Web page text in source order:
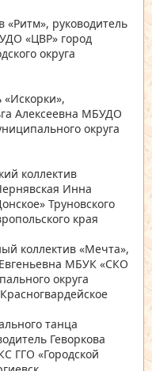
«Ритм», руководитель
«ЦВР» город
округа
«Искорки»,
Алексеевна МБУДО
округа
коллектив
Инна
Труновского
края
коллектив «Мечта»,
МБУК «СКО
округа
танца
Геворкова
ГГО «Городской